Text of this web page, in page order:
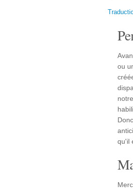
ou
qu'il